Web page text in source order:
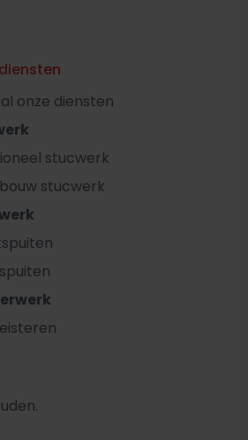
onze diensten
stucwerk
stucwerk